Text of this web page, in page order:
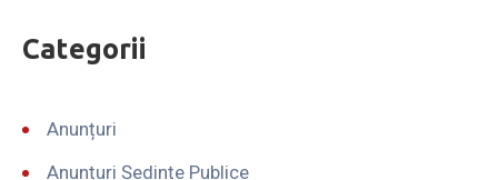
Categorii
Anunțuri
Anunțuri Ședințe Publice